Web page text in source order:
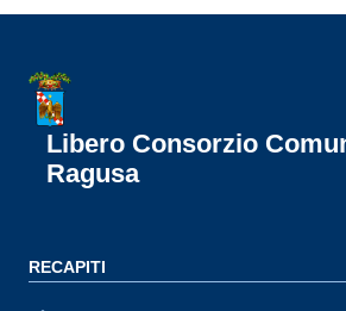
Libero Consorzio
Ragusa
RECAPITI